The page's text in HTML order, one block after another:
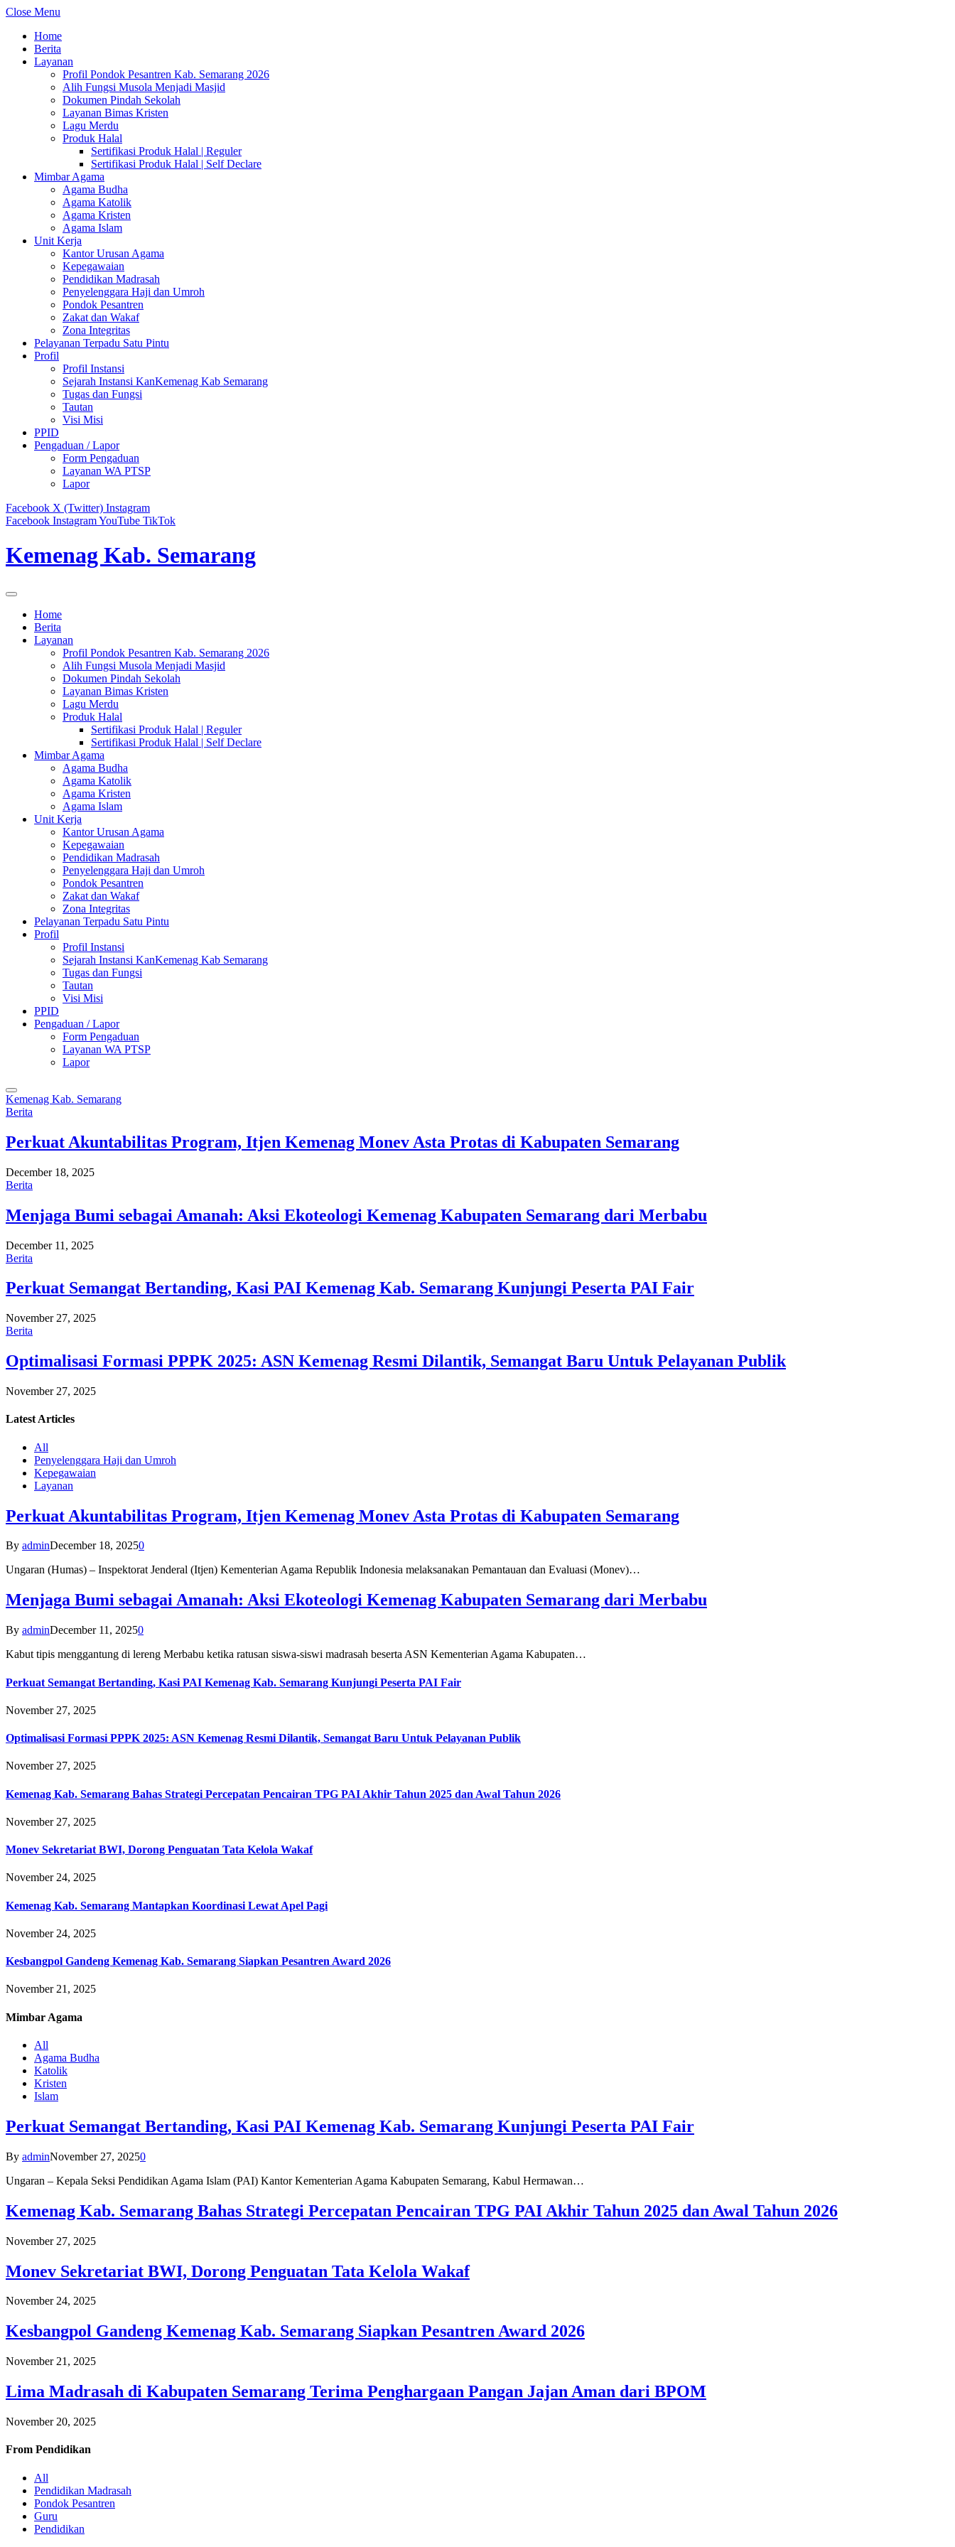
Close Menu
Home
Berita
Layanan
Profil Pondok Pesantren Kab. Semarang 2026
Alih Fungsi Musola Menjadi Masjid
Dokumen Pindah Sekolah
Layanan Bimas Kristen
Lagu Merdu
Produk Halal
Sertifikasi Produk Halal | Reguler
Sertifikasi Produk Halal | Self Declare
Mimbar Agama
Agama Budha
Agama Katolik
Agama Kristen
Agama Islam
Unit Kerja
Kantor Urusan Agama
Kepegawaian
Pendidikan Madrasah
Penyelenggara Haji dan Umroh
Pondok Pesantren
Zakat dan Wakaf
Zona Integritas
Pelayanan Terpadu Satu Pintu
Profil
Profil Instansi
Sejarah Instansi KanKemenag Kab Semarang
Tugas dan Fungsi
Tautan
Visi Misi
PPID
Pengaduan / Lapor
Form Pengaduan
Layanan WA PTSP
Lapor
Facebook X (Twitter) Instagram
Facebook InstagramYouTube TikTok
Kemenag Kab. Semarang
Home
Berita
Layanan
Profil Pondok Pesantren Kab. Semarang 2026
Alih Fungsi Musola Menjadi Masjid
Dokumen Pindah Sekolah
Layanan Bimas Kristen
Lagu Merdu
Produk Halal
Sertifikasi Produk Halal | Reguler
Sertifikasi Produk Halal | Self Declare
Mimbar Agama
Agama Budha
Agama Katolik
Agama Kristen
Agama Islam
Unit Kerja
Kantor Urusan Agama
Kepegawaian
Pendidikan Madrasah
Penyelenggara Haji dan Umroh
Pondok Pesantren
Zakat dan Wakaf
Zona Integritas
Pelayanan Terpadu Satu Pintu
Profil
Profil Instansi
Sejarah Instansi KanKemenag Kab Semarang
Tugas dan Fungsi
Tautan
Visi Misi
PPID
Pengaduan / Lapor
Form Pengaduan
Layanan WA PTSP
Lapor
Kemenag Kab. Semarang
Berita
Perkuat Akuntabilitas Program, Itjen Kemenag Monev Asta Protas di Kabupaten Semarang
December 18, 2025
Berita
Menjaga Bumi sebagai Amanah: Aksi Ekoteologi Kemenag Kabupaten Semarang dari Merbabu
December 11, 2025
Berita
Perkuat Semangat Bertanding, Kasi PAI Kemenag Kab. Semarang Kunjungi Peserta PAI Fair
November 27, 2025
Berita
Optimalisasi Formasi PPPK 2025: ASN Kemenag Resmi Dilantik, Semangat Baru Untuk Pelayanan Publik
November 27, 2025
Latest Articles
All
Penyelenggara Haji dan Umroh
Kepegawaian
Layanan
Perkuat Akuntabilitas Program, Itjen Kemenag Monev Asta Protas di Kabupaten Semarang
By adminDecember 18, 20250
Ungaran (Humas) – Inspektorat Jenderal (Itjen) Kementerian Agama Republik Indonesia melaksanakan Pemantauan dan Evaluasi (Monev)…
Menjaga Bumi sebagai Amanah: Aksi Ekoteologi Kemenag Kabupaten Semarang dari Merbabu
By adminDecember 11, 20250
Kabut tipis menggantung di lereng Merbabu ketika ratusan siswa-siswi madrasah beserta ASN Kementerian Agama Kabupaten…
Perkuat Semangat Bertanding, Kasi PAI Kemenag Kab. Semarang Kunjungi Peserta PAI Fair
November 27, 2025
Optimalisasi Formasi PPPK 2025: ASN Kemenag Resmi Dilantik, Semangat Baru Untuk Pelayanan Publik
November 27, 2025
Kemenag Kab. Semarang Bahas Strategi Percepatan Pencairan TPG PAI Akhir Tahun 2025 dan Awal Tahun 2026
November 27, 2025
Monev Sekretariat BWI, Dorong Penguatan Tata Kelola Wakaf
November 24, 2025
Kemenag Kab. Semarang Mantapkan Koordinasi Lewat Apel Pagi
November 24, 2025
Kesbangpol Gandeng Kemenag Kab. Semarang Siapkan Pesantren Award 2026
November 21, 2025
Mimbar Agama
All
Agama Budha
Katolik
Kristen
Islam
Perkuat Semangat Bertanding, Kasi PAI Kemenag Kab. Semarang Kunjungi Peserta PAI Fair
By adminNovember 27, 20250
Ungaran – Kepala Seksi Pendidikan Agama Islam (PAI) Kantor Kementerian Agama Kabupaten Semarang, Kabul Hermawan…
Kemenag Kab. Semarang Bahas Strategi Percepatan Pencairan TPG PAI Akhir Tahun 2025 dan Awal Tahun 2026
November 27, 2025
Monev Sekretariat BWI, Dorong Penguatan Tata Kelola Wakaf
November 24, 2025
Kesbangpol Gandeng Kemenag Kab. Semarang Siapkan Pesantren Award 2026
November 21, 2025
Lima Madrasah di Kabupaten Semarang Terima Penghargaan Pangan Jajan Aman dari BPOM
November 20, 2025
From Pendidikan
All
Pendidikan Madrasah
Pondok Pesantren
Guru
Pendidikan